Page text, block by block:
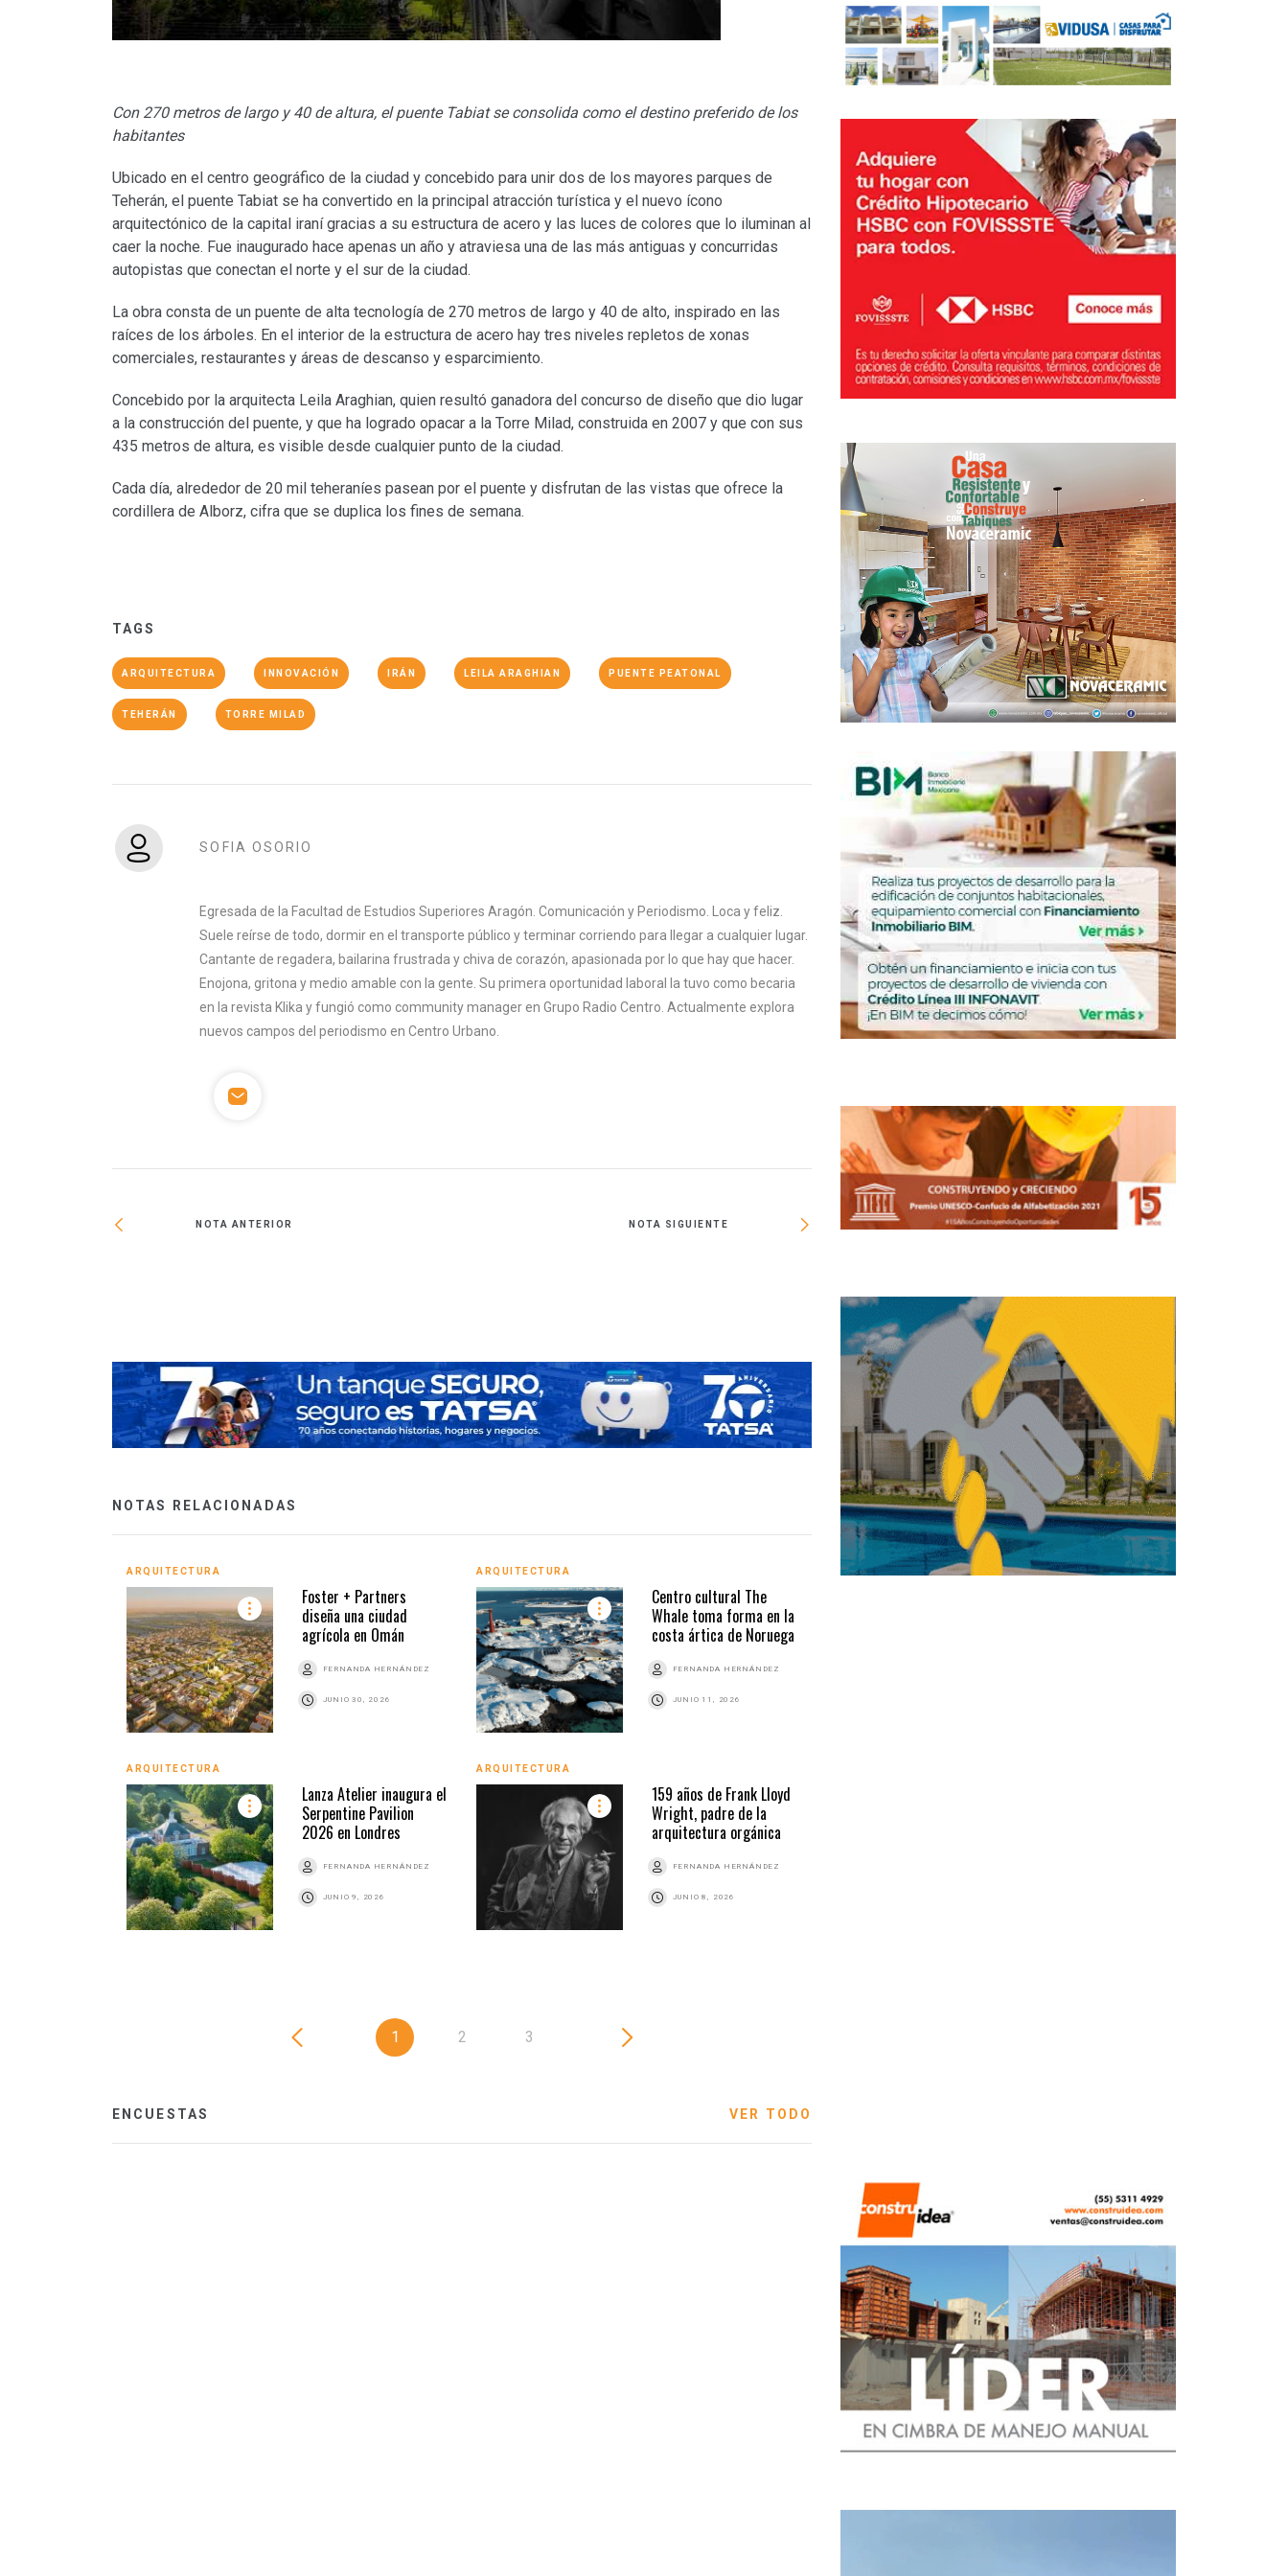
Con 270 metros de largo y 40 de altura, el puente Tabiat se consolida como el destino preferido de los
habitantes
Ubicado en el centro geográfico de la ciudad y concebido para unir dos de los mayores parques de
Teherán, el puente Tabiat se ha convertido en la principal atracción turística y el nuevo ícono
arquitectónico de la capital iraní gracias a su estructura de acero y las luces de colores que lo iluminan al
caer la noche. Fue inaugurado hace apenas un año y atraviesa una de las más antiguas y concurridas
autopistas que conectan el norte y el sur de la ciudad.
La obra consta de un puente de alta tecnología de 270 metros de largo y 40 de alto, inspirado en las
raíces de los árboles. En el interior de la estructura de acero hay tres niveles repletos de xonas
comerciales, restaurantes y áreas de descanso y esparcimiento.
Concebido por la arquitecta Leila Araghian, quien resultó ganadora del concurso de diseño que dio lugar
a la construcción del puente, y que ha logrado opacar a la Torre Milad, construida en 2007 y que con sus
435 metros de altura, es visible desde cualquier punto de la ciudad.
Cada día, alrededor de 20 mil teheraníes pasean por el puente y disfrutan de las vistas que ofrece la
cordillera de Alborz, cifra que se duplica los fines de semana.
TAGS
ARQUITECTURA INNOVACIÓN IRÁN LEILA ARAGHIAN PUENTE PEATONAL
TEHERÁN TORRE MILAD
SOFIA OSORIO
Egresada de la Facultad de Estudios Superiores Aragón. Comunicación y Periodismo. Loca y feliz.
Suele reírse de todo, dormir en el transporte público y terminar corriendo para llegar a cualquier lugar.
Cantante de regadera, bailarina frustrada y chiva de corazón, apasionada por lo que hay que hacer.
Enojona, gritona y medio amable con la gente. Su primera oportunidad laboral la tuvo como becaria
en la revista Klika y fungió como community manager en Grupo Radio Centro. Actualmente explora
nuevos campos del periodismo en Centro Urbano.
NOTA ANTERIOR NOTA SIGUIENTE
NOTAS RELACIONADAS
ARQUITECTURA
Foster + Partners
diseña una ciudad
agrícola en Omán
FERNANDA HERNÁNDEZ
JUNIO 30, 2026
ARQUITECTURA
Centro cultural The
Whale toma forma en la
costa ártica de Noruega
FERNANDA HERNÁNDEZ
JUNIO 11, 2026
ARQUITECTURA
Lanza Atelier inaugura el
Serpentine Pavilion
2026 en Londres
FERNANDA HERNÁNDEZ
JUNIO 9, 2026
ARQUITECTURA
159 años de Frank Lloyd
Wright, padre de la
arquitectura orgánica
FERNANDA HERNÁNDEZ
JUNIO 8, 2026
ARQUITECTURA
1 2 3
ENCUESTAS VER TODO